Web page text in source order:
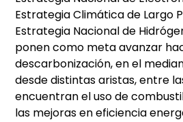
Estrategia Climática de Largo
Estrategia Nacional de
ponen como meta avanzar
descarbonización, en el
desde distintas aristas, entre
encuentran el uso de
las mejoras en eficiencia